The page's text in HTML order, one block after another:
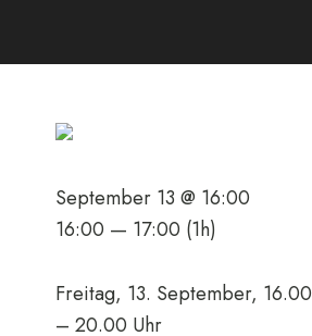
Freitag, 13. September, 16.00
– 20.00 Uhr
September 13 @ 16:00
16:00 — 17:00 (1h)